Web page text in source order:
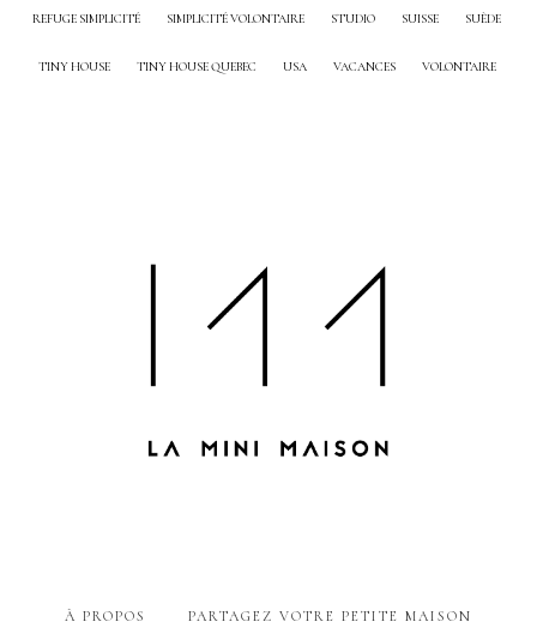
REFUGE SIMPLICITÉ SIMPLICITÉ VOLONTAIRE STUDIO SUISSE SUÈDE
TINY HOUSE TINY HOUSE QUEBEC USA VACANCES VOLONTAIRE
À PROPOS PARTAGEZ VOTRE PETITE MAISON